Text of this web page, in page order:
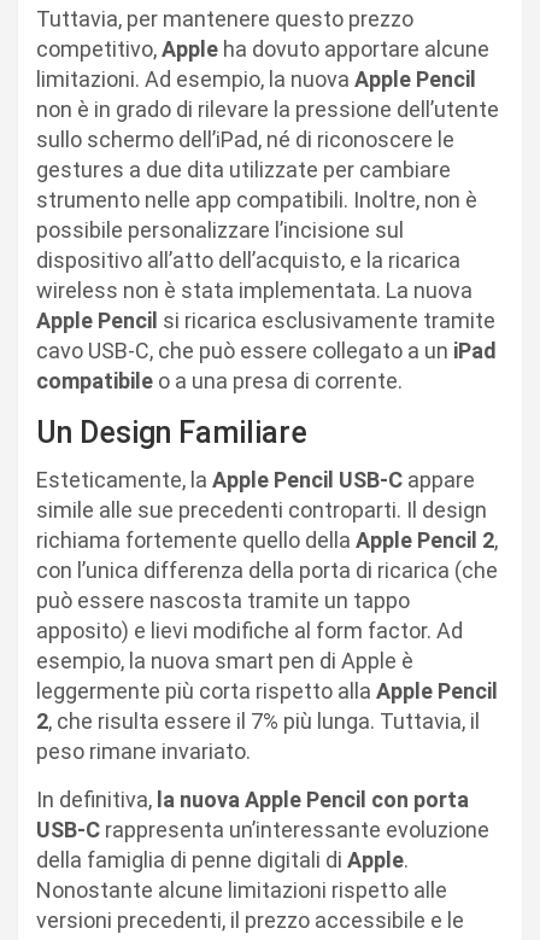
Tuttavia, per mantenere questo prezzo
competitivo,Apple ha dovuto apportare alcune
limitazioni. Ad esempio, la nuova Apple Pencil
non è in grado di rilevare la pressione dell’utente
sullo schermo dell’iPad, né di riconoscere le
gestures a due dita utilizzate per cambiare
strumento nelle app compatibili. Inoltre, non è
possibile personalizzare l’incisione sul
dispositivo all’atto dell’acquisto, e la ricarica
wireless non è stata implementata. La nuova
Apple Pencil si ricarica esclusivamente tramite
cavo USB-C, che può essere collegato a un iPad
compatibile o a una presa di corrente.
Un Design Familiare
Esteticamente, la Apple Pencil USB-C appare
simile alle sue precedenti controparti. Il design
richiama fortemente quello della Apple Pencil 2,
con l’unica differenza della porta di ricarica (che
può essere nascosta tramite un tappo
apposito) e lievi modifiche al form factor. Ad
esempio, la nuova smart pen di Apple è
leggermente più corta rispetto alla Apple Pencil
2, che risulta essere il 7% più lunga. Tuttavia, il
peso rimane invariato.
In definitiva, la nuova Apple Pencil con porta
USB-C rappresenta un’interessante evoluzione
della famiglia di penne digitali di Apple.
Nonostante alcune limitazioni rispetto alle
versioni precedenti, il prezzo accessibile e le